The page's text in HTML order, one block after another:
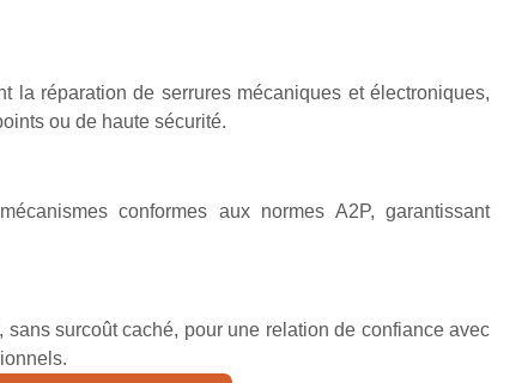
la réparation de serrures mécaniques et électroniques,
ou de haute sécurité.
conformes aux normes A2P, garantissant
surcoût caché, pour une relation de confiance avec